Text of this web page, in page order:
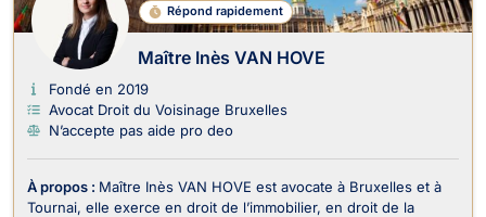
Répond rapidement
Maître Inès VAN HOVE
Fondé en 2019
Avocat Droit du Voisinage Bruxelles
N’accepte pas aide pro deo
À propos : Maître Inès VAN HOVE est avocate à Bruxelles et à
Tournai, elle exerce en droit de l’immobilier, en droit de la